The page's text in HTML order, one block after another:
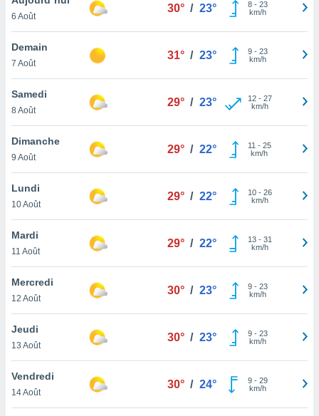
et
»,
au
vous
qu'ils
ou
le
ainsi
un
la
du
en
6 Août
30° / 23° 8- 23
km/h
Demain
7 Août
31° / 23° 9- 23
km/h
Samedi
8 Août
29° / 23° 12- 27
km/h
Dimanche
9 Août
29° / 22° 11 - 25
km/h
Lundi
10 Août
29° / 22° 10- 26
km/h
Mardi
11 Août
29° / 22° 13- 31
km/h
Mercredi
12 Août
30° / 23° 9- 23
km/h
Jeudi
13 Août
30° / 23° 9- 23
km/h
Vendredi
14 Août
30° / 24° 9- 29
km/h